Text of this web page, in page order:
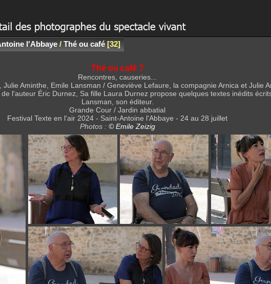
l'Abbaye/ Thé ou café 32
Thé ou café ?
Rencontres, causeries...
Julie Aminthe, Emile Lansman / Geneviève Lefaure, la compagnie Arnica et Julie
l'auteur Éric Durnez, Sa fille Laura Durnez propose quelques textes inédits
Lansman, son éditeur.
Grande Cour / Jardin abbatial
Festival Texte en l'air 2024 - Saint-Antoine l'Abbaye - 24 au 28 juillet
Photos : © Emile Zeizig